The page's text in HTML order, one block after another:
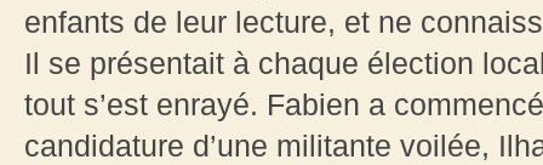
enfants de leur lecture, et ne
Il se présentait à chaque élection
tout s’est enrayé. Fabien a
candidature d’une militante voilée,